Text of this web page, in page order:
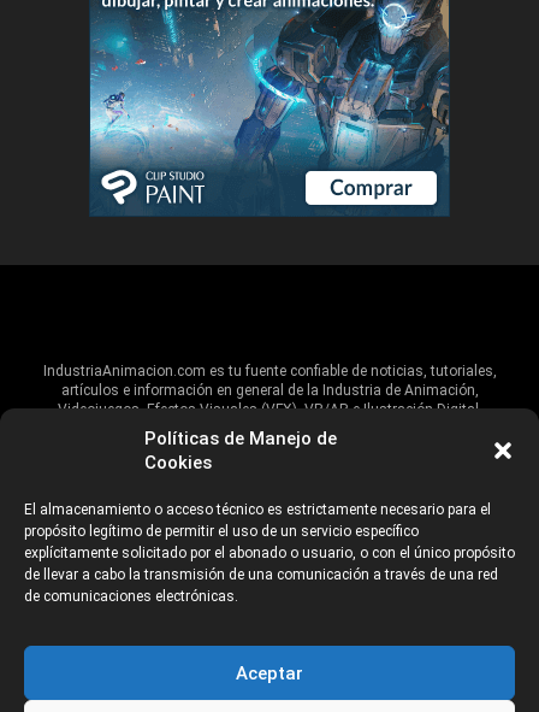
Políticas de Manejo de
Cookies
El almacenamiento o acceso técnico es estrictamente necesario para el
propósito legítimo de permitir el uso de un servicio específico
explícitamente solicitado por el abonado o usuario, o con el único propósito
de llevar a cabo la transmisión de una comunicación a través de una red
de comunicaciones electrónicas.
Aceptar
IndustriaAnimacion.com es tu fuente confiable de noticias, tutoriales,
artículos e información en general de la Industria de Animación,
Videojuegos, Efectos Visuales (VFX), VR/AR e Ilustración Digital.
Hablamos de estas industrias y su alcance global, pero damos un énfasis
especial al talento, estudios, escuelas, eventos y organizaciones que
ANUNCIANTES AVISO DE PRIVACIDAD
©2026 Industria Networks